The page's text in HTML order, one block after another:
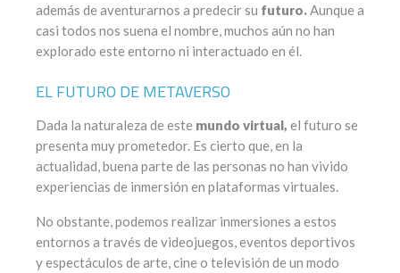
además de aventurarnos a predecir su futuro.Aunque a
casi todos nos suena el nombre, muchos aún no han
explorado este entorno ni interactuado en él.
EL FUTURO DE METAVERSO
Dada la naturaleza de este mundo virtual, el futuro se
presenta muy prometedor. Es cierto que, en la
actualidad, buena parte de las personas no han vivido
experiencias de inmersión en plataformas virtuales.
No obstante, podemos realizar inmersiones a estos
entornos a través de videojuegos, eventos deportivos
y espectáculos de arte, cine o televisión de un modo